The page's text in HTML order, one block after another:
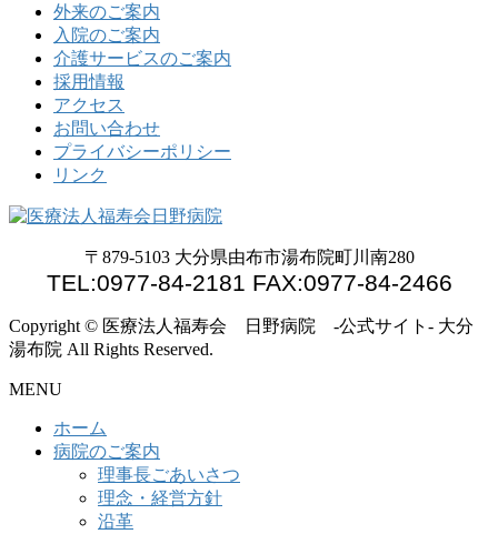
ン
外来のご案内
入院のご案内
介護サービスのご案内
採用情報
アクセス
お問い合わせ
プライバシーポリシー
リンク
〒879-5103 大分県由布市湯布院町川南280
TEL:0977-84-2181 FAX:0977-84-2466
Copyright © 医療法人福寿会 日野病院 -公式サイト- 大分
湯布院 All Rights Reserved.
MENU
ホーム
病院のご案内
理事長ごあいさつ
理念・経営方針
沿革